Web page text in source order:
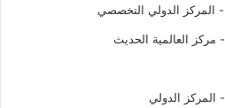
- المركز الدولي التخصصي
- مركز العالمية الحديث
- المركز الدولي